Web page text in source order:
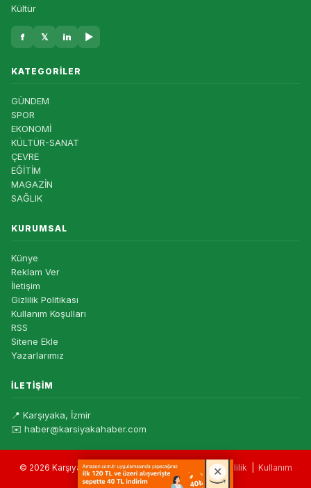
Kültür
f 𝕏 in ▶
KATEGORILER
GÜNDEM
SPOR
EKONOMİ
KÜLTÜR-SANAT
ÇEVRE
EĞİTİM
MAGAZİN
SAĞLIK
KURUMSAL
Künye
Reklam Ver
İletişim
Gizlilik Politikası
Kullanım Koşulları
RSS
Sitene Ekle
Yazarlarımız
İLETIŞIM
📍 Karşıyaka, İzmir
✉️ haber@karsiyakahaber.com
© 2026 Karşıyaka Haber — Tüm hakları saklıdır. |Gizlilik
Kullanım
Koşulları